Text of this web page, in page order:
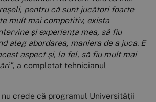
pentru că sunt jucători foarte
mult mai competitiv, exista
și experiența mea, să fiu
aleg abordarea, maniera de a juca. E
aspect și, la fel, să fiu mult mai
, a completat tehnicianul
crede că programul Universității